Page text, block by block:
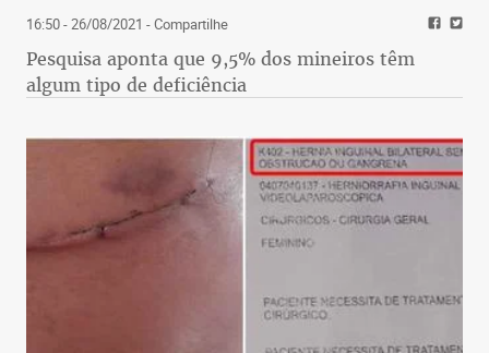
16:50 - 26/08/2021 - Compartilhe
Pesquisa aponta que 9,5% dos mineiros têm
algum tipo de deficiência